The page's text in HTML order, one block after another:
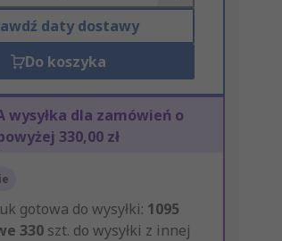
daty dostawy
Do koszyka
wysyłka dla zamówień o
330,00 zł
gotowa do wysyłki: 1095
330 szt. do wysyłki z innej